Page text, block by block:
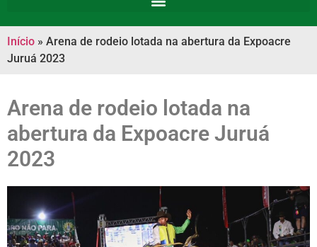
Início » Arena de rodeio lotada na abertura da Expoacre
Juruá 2023
Arena de rodeio lotada na
abertura da Expoacre Juruá
2023